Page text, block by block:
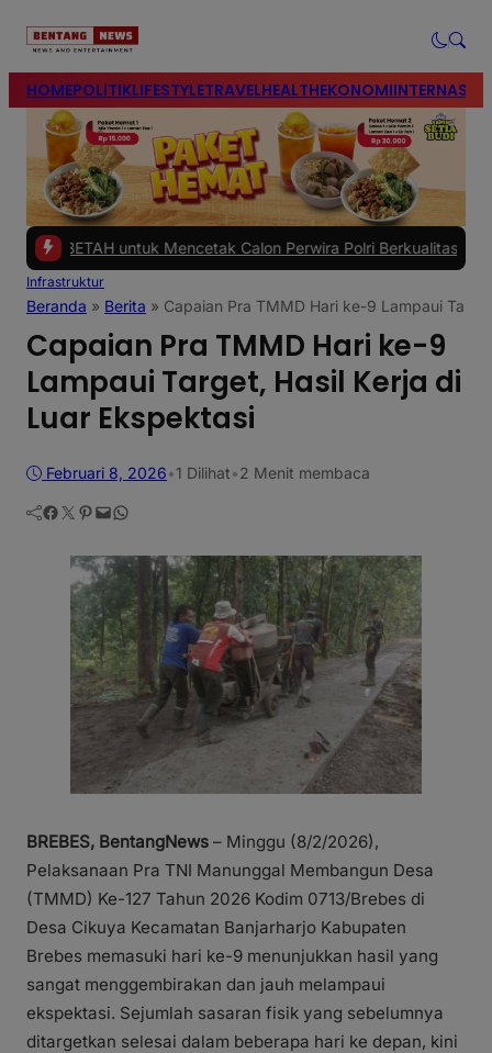
HOMEPOLITIKLIFESTYLETRAVELHEALTHEKONOMI
untuk Mencetak Calon Perwira Polri Berkualitas|#2 -Polres
Infrastruktur
Beranda » Berita » Capaian Pra TMMD Hari ke-9 Lampaui
Capaian Pra TMMD Hari ke-9
Lampaui Target, Hasil Kerja di
Luar Ekspektasi
Februari 8, 2026•1 Dilihat•2 Menit membaca
Facebook Twitter Pinterest Mail WhatsApp
BREBES, BentangNews – Minggu (8/2/2026),
Pelaksanaan Pra TNI Manunggal Membangun Desa
(TMMD) Ke-127 Tahun 2026 Kodim 0713/Brebes di
Desa Cikuya Kecamatan Banjarharjo Kabupaten
Brebes memasuki hari ke-9 menunjukkan hasil yang
sangat menggembirakan dan jauh melampaui
ekspektasi. Sejumlah sasaran fisik yang sebelumnya
ditargetkan selesai dalam beberapa hari ke depan, kini